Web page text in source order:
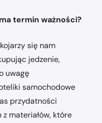
termin ważności?
się nam
jedzenie,
uwagę
samochodowe
przydatności
materiałów, które